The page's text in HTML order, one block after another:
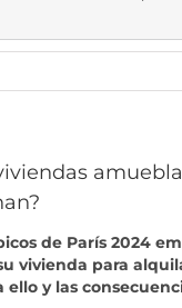
de París 2024
vivienda para
ello y las